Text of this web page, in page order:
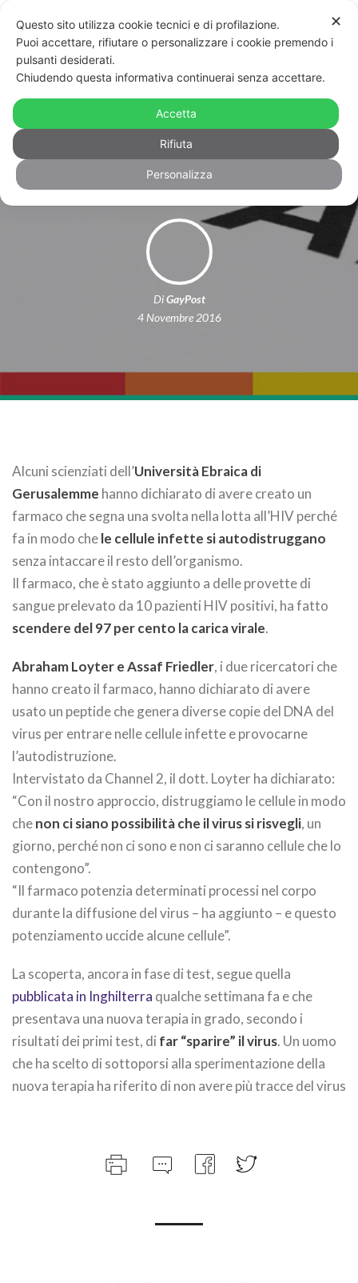
Scienziati dichiarano: “Nuovo
farmaco porta all’autodistruzione le
cellule con HIV”
DiGayPost
4 Novembre 2016
Alcuni scienziati dell’Università Ebraica di
Gerusalemme hanno dichiarato di avere creato un
farmaco che segna una svolta nella lotta all’HIV perché
fa in modo chele cellule infette si autodistruggano
senza intaccare il resto dell’organismo.
Il farmaco, che è stato aggiunto a delle provette di
sangue prelevato da 10 pazienti HIV positivi, ha fatto
scendere del 97 per cento la carica virale.
Abraham Loyter e Assaf Friedler, i due ricercatori che
hanno creato il farmaco, hanno dichiarato di avere
usato un peptide che genera diverse copie del DNA del
virus per entrare nelle cellule infette e provocarne
l’autodistruzione.
Intervistato da Channel 2, il dott. Loyter ha dichiarato:
“Con il nostro approccio, distruggiamo le cellule in modo
chenon ci siano possibilità che il virus si risvegli, un
giorno, perché non ci sono e non ci saranno cellule che lo
contengono”.
“Il farmaco potenzia determinati processi nel corpo
durante la diffusione del virus – ha aggiunto – e questo
potenziamento uccide alcune cellule”.
La scoperta, ancora in fase di test, segue quella
pubblicata in Inghilterra qualche settimana fa e che
presentava una nuova terapia in grado, secondo i
risultati dei primi test, di far “sparire” il virus. Un uomo
che ha scelto di sottoporsi alla sperimentazione della
nuova terapia ha riferito di non avere più tracce del virus
✕
Questo sito utilizza cookie tecnici e di profilazione.
Puoi accettare, rifiutare o personalizzare i cookie premendo i
pulsanti desiderati.
Chiudendo questa informativa continuerai senza accettare.
Accetta
Rifiuta
Personalizza